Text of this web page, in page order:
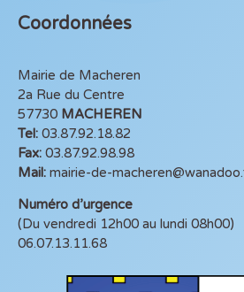
Coordonnées
Mairie de Macheren
2a Rue du Centre
57730 MACHEREN
Tel: 03.87.92.18.82
Fax: 03.87.92.98.98
Mail: mairie-de-
Numéro d’urgence
(Du vendredi 12h00 au lundi 08h00)
06.07.13.11.68